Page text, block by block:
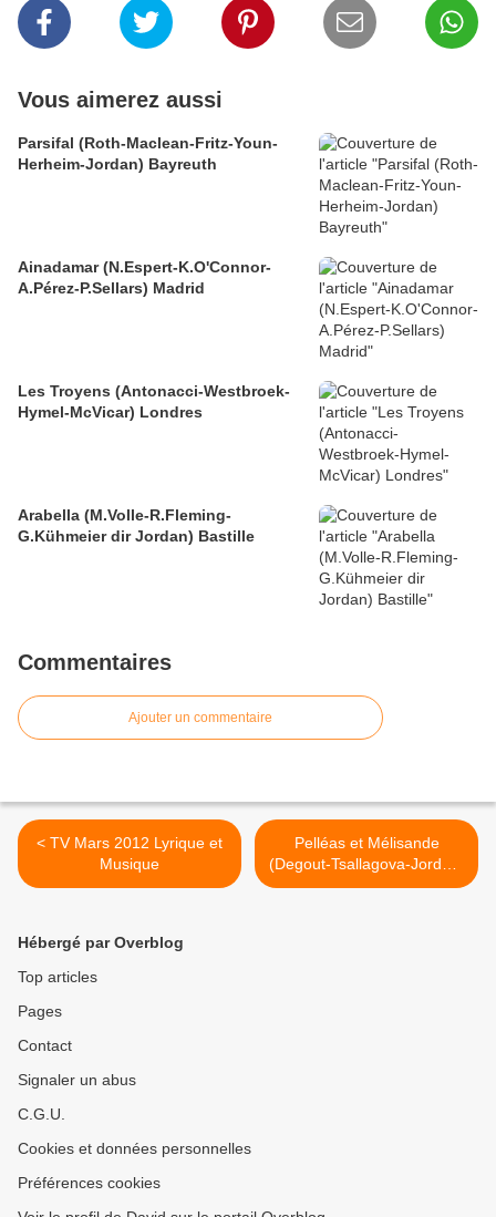
Vous aimerez aussi
Parsifal (Roth-Maclean-Fritz-Youn-
Herheim-Jordan) Bayreuth
Ainadamar (N.Espert-K.O'Connor-
A.Pérez-P.Sellars) Madrid
Les Troyens (Antonacci-Westbroek-
Hymel-McVicar) Londres
Arabella (M.Volle-R.Fleming-
G.Kühmeier dir Jordan) Bastille
Commentaires
Ajouter un commentaire
< TV Mars 2012 Lyrique et
Musique
Pelléas et Mélisande
(Degout-Tsallagova-Jordan)
à Bastille >
Hébergé par Overblog
Top articles
Pages
Contact
Signaler un abus
C.G.U.
Cookies et données personnelles
Préférences cookies